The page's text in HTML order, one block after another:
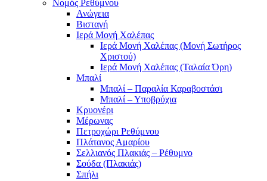
Νομός Ρεθύμνου
Ανώγεια
Βισταγή
Ιερά Μονή Χαλέπας
Ιερά Μονή Χαλέπας (Μονή Σωτήρος
Χριστού)
Ιερά Μονή Χαλέπας (Ταλαία Όρη)
Μπαλί
Μπαλί – Παραλία Καραβοστάσι
Μπαλί – Υποβρύχια
Κρυονέρι
Μέρωνας
Πετροχώρι Ρεθύμνου
Πλάτανος Αμαρίου
Σελλιανός Πλακιάς – Ρέθυμνο
Σούδα (Πλακιάς)
Σπήλι